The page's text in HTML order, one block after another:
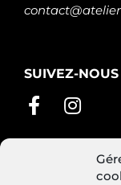
SUIVEZ-NOUS